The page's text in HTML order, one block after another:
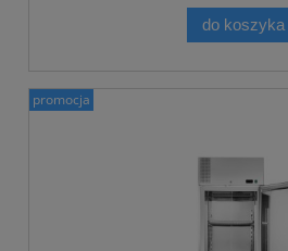
do koszyka
promocja